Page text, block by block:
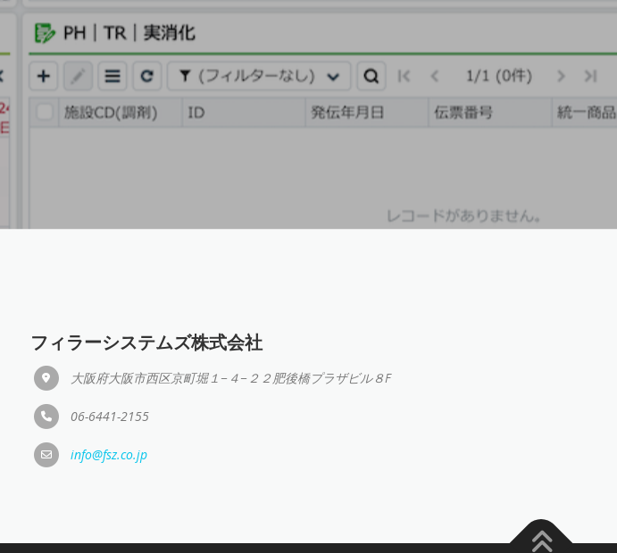
フィラーシステムズ株式会社
大阪府大阪市西区京町堀１−４−２２肥後橋プラザビル８F
06-6441-2155
info@fsz.co.jp